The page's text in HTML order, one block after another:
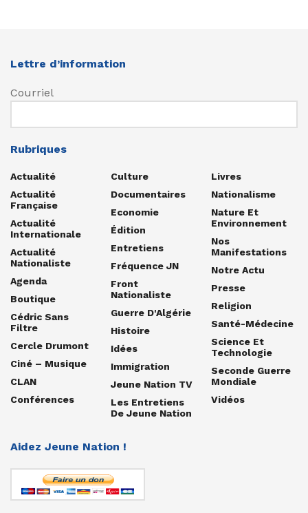
Lettre d’information
Courriel
Rubriques
Actualité
Actualité
Française
Actualité
Internationale
Actualité
Nationaliste
Agenda
Boutique
Cédric Sans
Filtre
Cercle Drumont
Ciné – Musique
CLAN
Conférences
Culture
Documentaires
Economie
Édition
Entretiens
Fréquence JN
Front
Nationaliste
Guerre D'Algérie
Histoire
Idées
Immigration
Jeune Nation TV
Les Entretiens
De Jeune Nation
Livres
Nationalisme
Nature Et
Environnement
Nos
Manifestations
Notre Actu
Presse
Religion
Santé-Médecine
Science Et
Technologie
Seconde Guerre
Mondiale
Vidéos
Aidez Jeune Nation !